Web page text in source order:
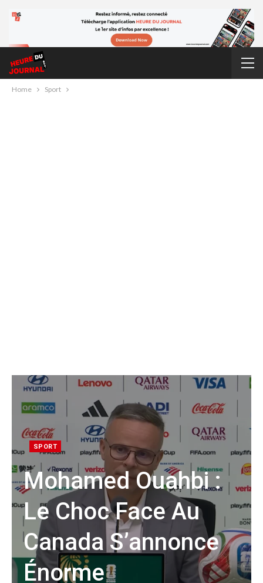
Home Sport
SPORT
Mohamed Ouahbi :
Le Choc Face Au
Canada S’annonce
Énorme